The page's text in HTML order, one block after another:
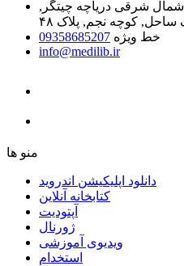
شرقی دریاچه چیتگر,
کوچه نجم, پلاک ۴۸
خط ویژه 09358685207
info@medilib.ir
ﻣﻨﻮ ﻫﺎ
دانلود اپلیکیشن اندروید
ﮐﺘﺎﺑﺨﺎﻧﻪ ﺁﻧﻼﯾﻦ
ﺁﭘﺘﻮﺩﯾﺖ
ﮊﻭﺭﻧﺎﻝ
ویدیوی آموزشی
استخدام